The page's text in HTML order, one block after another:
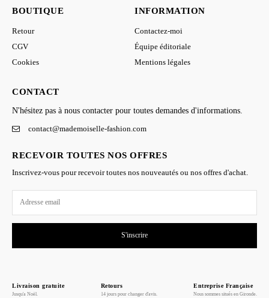
BOUTIQUE
Retour
CGV
Cookies
INFORMATION
Contactez-moi
Équipe éditoriale
Mentions légales
CONTACT
N'hésitez pas à nous contacter pour toutes demandes d'informations.
contact@mademoiselle-fashion.com
RECEVOIR TOUTES NOS OFFRES
Inscrivez-vous pour recevoir toutes nos nouveautés ou nos offres d'achat.
S'inscrire
Livraison gratuite
Jusqu'a Noël.
Retours
14 jours pour changer d'avis.
Entreprise Française
Nous sommes situés en Gironde.